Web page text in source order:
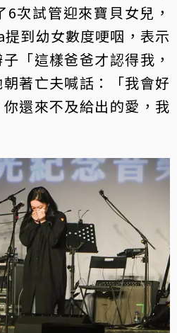
次試管迎來寶貝女兒，
到幼女數度哽咽，表示
「這樣爸爸才認得我，
著亡夫喊話：「我會好
還來不及給出的愛，我